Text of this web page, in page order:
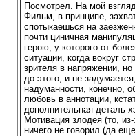
Посмотрел. На мой
Фильм, в принципе,
спотыкаешься на
почти циничная
герою, у которого от
ситуации, когда вокруг
зрителя в напряжении,
до этого, и не
надуманности, конечно,
любовь в аннотации,
дополнительная деталь
Мотивация злодея (то,
ничего не говорил (да